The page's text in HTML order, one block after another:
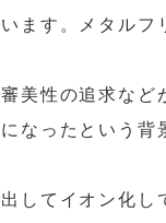
ます。メタルフ
美性の追求など
なったという背
してイオン化し